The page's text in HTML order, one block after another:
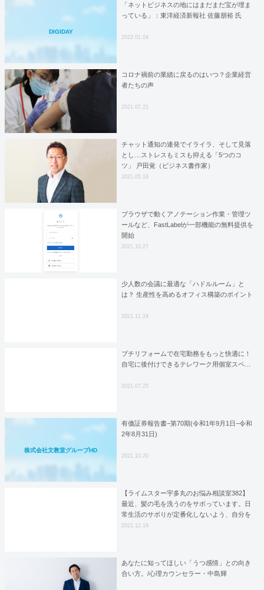
DIGIDAY
「ネットビジネスの地にはまだまだ宝が埋ま
っている」：東洋経済新報社 佐藤朋裕 氏
2022.01.04
コロナ禍前の業績に戻るのはいつ？企業経営
者たちの声
2021.07.21
チャット通知の連発でイライラ、そして見落
とし…ストレスもミスも抑える「5つのコ
ツ」 戸田覚（ビジネス書作家）
2021.05.18
ブラウザで動くアノテーション作業・管理ツ
ールなど、FastLabelが一部機能の無料提供を
開始
2021.10.27
少人数の会議に最適な「ハドルルーム」と
は？ 生産性を高めるオフィス構築のポイント
2021.11.24
プチリフォームで在宅勤務をもっと快適に！
自宅に後付けできるテレワーク用個室スペ…
2021.07.25
株式会社文教堂グループHD
有価証券報告書−第70期(令和1年9月1日−令和
2年8月31日)
2021.10.20
【ライムスター宇多丸のお悩み相談室382】
最近、髪の毛を洗うのをサボっています。日
常生活のサボりが定番化しないよう、自分を
律するにはどうしたらいいですか？
2021.12.18
あなたに知ってほしい「うつ感情」との向き
合い方。/心理カウンセラー・中島輝